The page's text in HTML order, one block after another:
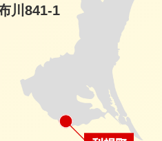
川841-1